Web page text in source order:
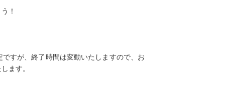
！
すが、終了時間は変動いたしますので、お
ます。